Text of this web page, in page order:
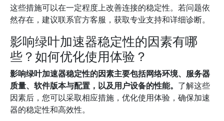
这些措施可以在一定程度上改善连接的稳定性。若问题依
然存在，建议联系官方客服，获取专业支持和详细诊断。
影响绿叶加速器稳定性的因素有哪
些？如何优化使用体验？
影响绿叶加速器稳定性的因素主要包括网络环境、服务器
质量、软件版本与配置，以及用户设备的性能。 了解这些
因素后，您可以采取相应措施，优化使用体验，确保加速
器的稳定性和高效性。